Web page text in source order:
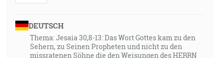
DEUTSCH
Thema: Jesaia 30,8-13: Das Wort Gottes kam zu den
Sehern, zu Seinen Propheten und nicht zu den
missratenen Söhne die den Weisungen des HERRN